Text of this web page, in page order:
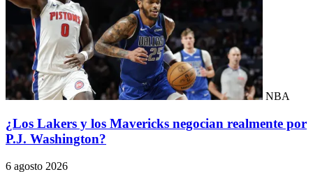
NBA
¿Los Lakers y los Mavericks negocian realmente por
P.J. Washington?
6 agosto 2026